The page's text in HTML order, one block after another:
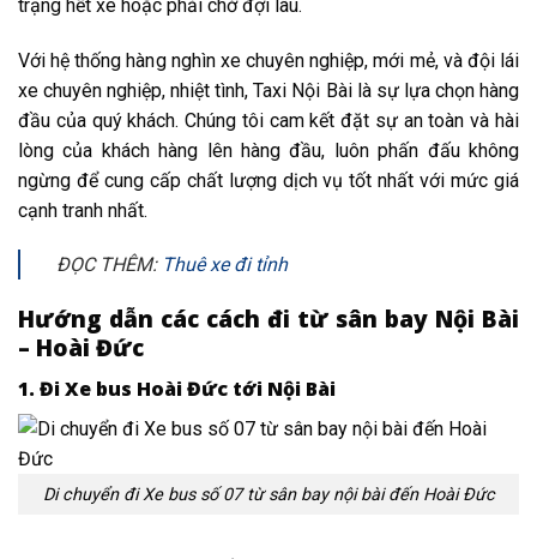
trạng hết xe hoặc phải chờ đợi lâu.
Với hệ thống hàng nghìn xe chuyên nghiệp, mới mẻ, và đội lái
xe chuyên nghiệp, nhiệt tình, Taxi Nội Bài là sự lựa chọn hàng
đầu của quý khách. Chúng tôi cam kết đặt sự an toàn và hài
lòng của khách hàng lên hàng đầu, luôn phấn đấu không
ngừng để cung cấp chất lượng dịch vụ tốt nhất với mức giá
cạnh tranh nhất.
ĐỌC THÊM: Thuê xe đi tỉnh
Hướng dẫn các cách đi từ sân bay Nội Bài
– Hoài Đức
1. Đi Xe bus Hoài Đức tới Nội Bài
Di chuyển đi Xe bus số 07 từ sân bay nội bài đến Hoài Đức